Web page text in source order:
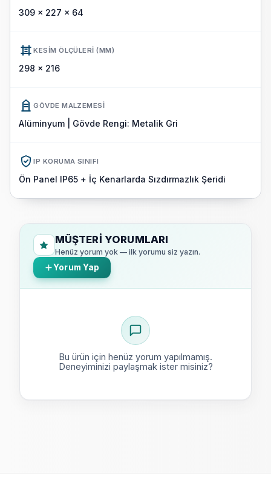
309 x 227 x 64
KESIM ÖLÇÜLERI (MM)
298 x 216
GÖVDE MALZEMESI
Alüminyum | Gövde Rengi: Metalik Gri
IP KORUMA SINIFI
Ön Panel IP65 + İç Kenarlarda Sızdırmazlık Şeridi
MÜŞTERI YORUMLARI
Henüz yorum yok — ilk yorumu siz yazın.
Yorum Yap
Bu ürün için henüz yorum yapılmamış.
Deneyiminizi paylaşmak ister misiniz?